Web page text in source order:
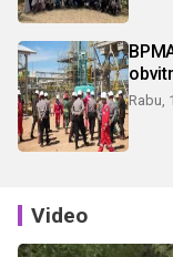
Rabu,
Video